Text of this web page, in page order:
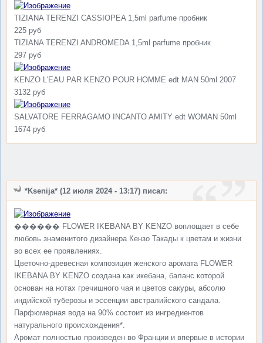
TIZIANA TERENZI CASSIOPEA 1,5ml parfume пробник
225 руб
TIZIANA TERENZI ANDROMEDA 1,5ml parfume пробник
297 руб
KENZO L'EAU PAR KENZO POUR HOMME edt MAN 50ml 2007
3132 руб
SALVATORE FERRAGAMO INCANTO AMITY edt WOMAN 50ml
1674 руб
*Ksenija* (12 июля 2024 - 13:17) писал:
������ FLOWER IKEBANA BY KENZO воплощает в себе
любовь знаменитого дизайнера Кензо Такады к цветам и жизни
во всех ее проявлениях.
Цветочно-древесная композиция женского аромата FLOWER
IKEBANA BY KENZO создана как икебана, баланс которой
основан на нотах гречишного чая и цветов сакуры, абсолю
индийской туберозы и эссенции австралийского сандала.
Парфюмерная вода на 90% состоит из ингредиентов
натурального происхождения*.
Аромат полностью произведен во Франции и впервые в истории